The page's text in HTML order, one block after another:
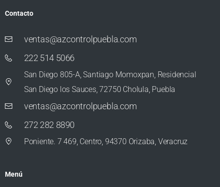
Contacto
ventas@azcontrolpuebla.com
222 514 5066
San Diego 805-A, Santiago Momoxpan, Residencial
San Diego los Sauces, 72750 Cholula, Puebla
ventas@azcontrolpuebla.com
272 282 8890
Poniente. 7 469, Centro, 94370 Orizaba, Veracruz
Menú